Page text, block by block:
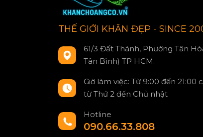
THẾ GIỚI KHĂN ĐẸP - SINCE
61/3 Đất Thánh, Phường Tân
Tân Bình) TP HCM.
Giờ làm việc: Từ 9:00 đến
từ Thứ 2 đến Chủ nhật
Hotline
090.66.33.808